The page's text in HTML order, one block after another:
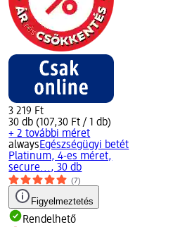
3 219 Ft
30 db (107,30 Ft / 1 db)
+ 2 további méret
alwaysEgészségügyi betét
Platinum, 4-es méret,
secure..., 30 db
(7)
Figyelmeztetés
Rendelhető